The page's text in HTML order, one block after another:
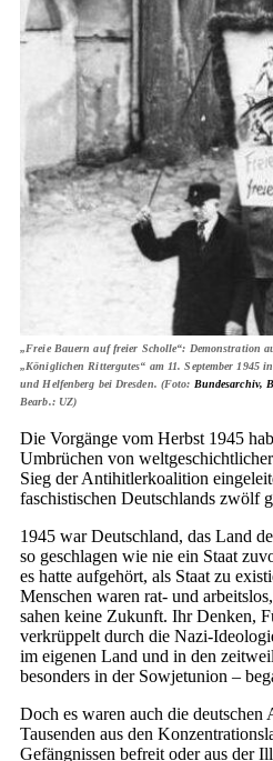
„Freie Bauern auf freier Scholle“: Demonstration
„Königlichen Rittergutes“ am 11. September 1945
und Helfenberg bei Dresden. (Foto: Bundesarchiv,
Bearb.: UZ)
Die Vorgänge vom Herbst 1945
Umbrüchen von
Sieg der Antihitlerkoalition
faschistischen Deutschlands zwölf
1945 war Deutschland, das Land
so geschlagen wie nie ein Staat
es hatte aufgehört, als Staat zu
Menschen waren rat- und
sahen keine Zukunft. Ihr Denken,
verkrüppelt durch die Nazi-
im eigenen Land und in den
besonders in der So­wjet­union –
Doch es waren auch die deutschen
Tausenden aus den
Gefängnissen befreit oder aus der